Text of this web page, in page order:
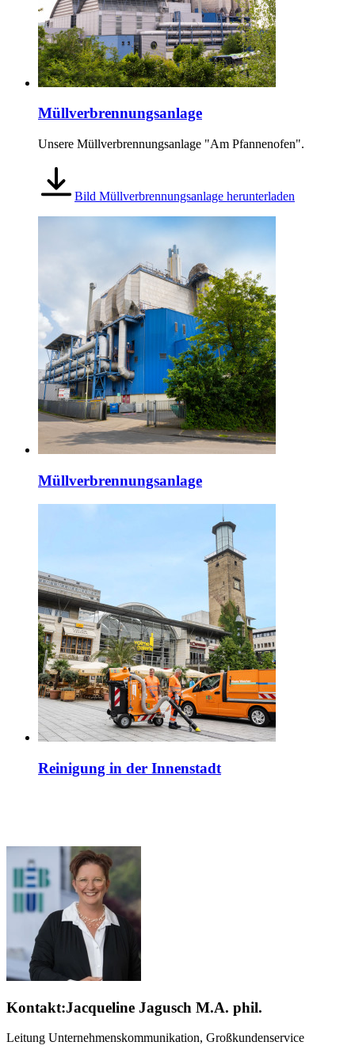
Müllverbrennungsanlage
Unsere Müllverbrennungsanlage "Am Pfannenofen".
Bild Müllverbrennungsanlage herunterladen
Müllverbrennungsanlage
Reinigung in der Innenstadt
Kontakt:Jacqueline Jagusch M.A. phil.
Leitung Unternehmenskommunikation, Großkundenservice